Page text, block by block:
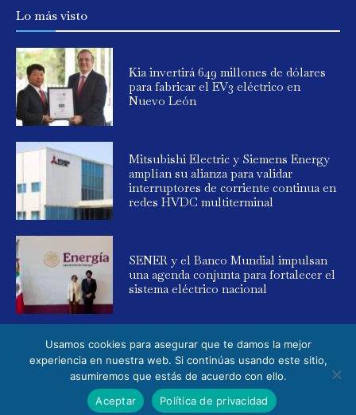
Lo más visto
Kia invertirá 649 millones de dólares
para fabricar el EV3 eléctrico en
Nuevo León
Mitsubishi Electric y Siemens Energy
amplían su alianza para validar
interruptores de corriente continua en
redes HVDC multiterminal
SENER y el Banco Mundial impulsan
una agenda conjunta para fortalecer el
sistema eléctrico nacional
© 2025 Global Energy. Todos los derechos reservados. Powered by
Elemental Media
Usamos cookies para asegurar que te damos la mejor
experiencia en nuestra web. Si continúas usando este sitio,
asumiremos que estás de acuerdo con ello.
Aceptar
Política de privacidad